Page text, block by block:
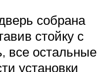
собрана
стойку с
все остальные
установки